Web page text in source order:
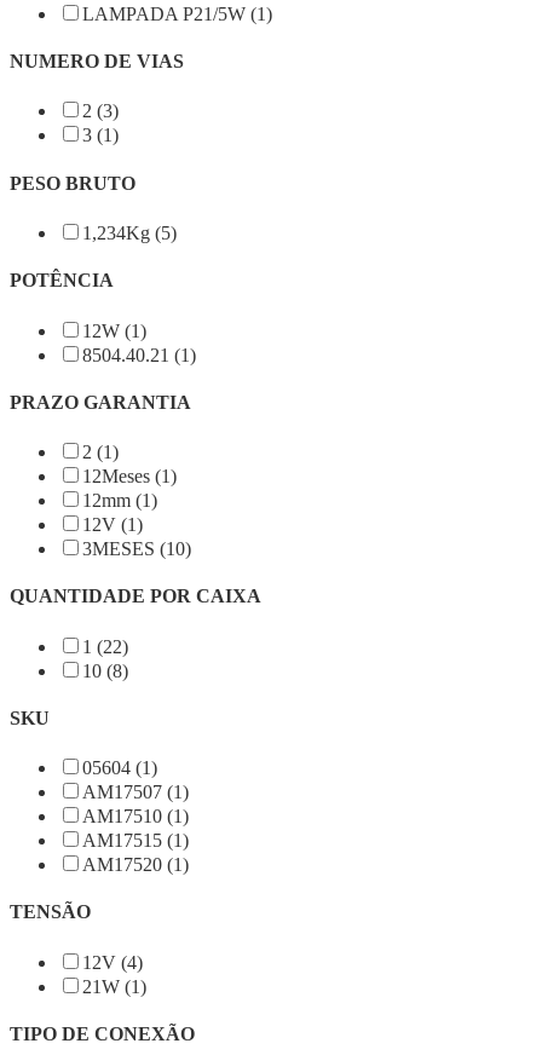
LAMPADA P21/5W (1)
NUMERO DE VIAS
2 (3)
3 (1)
PESO BRUTO
1,234Kg (5)
POTÊNCIA
12W (1)
8504.40.21 (1)
PRAZO GARANTIA
2 (1)
12Meses (1)
12mm (1)
12V (1)
3MESES (10)
QUANTIDADE POR CAIXA
1 (22)
10 (8)
SKU
05604 (1)
AM17507 (1)
AM17510 (1)
AM17515 (1)
AM17520 (1)
TENSÃO
12V (4)
21W (1)
TIPO DE CONEXÃO